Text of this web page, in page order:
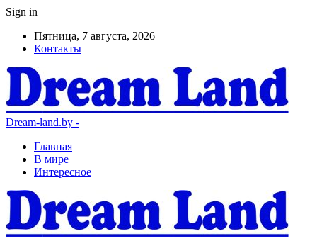
Sign in
Пятница, 7 августа, 2026
Контакты
Dream-land.by -
Главная
В мире
Интересное